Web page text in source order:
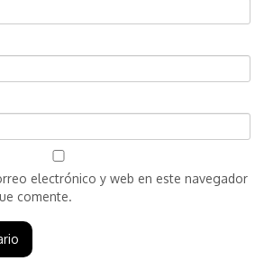
electrónico y web en este navegador
comente.